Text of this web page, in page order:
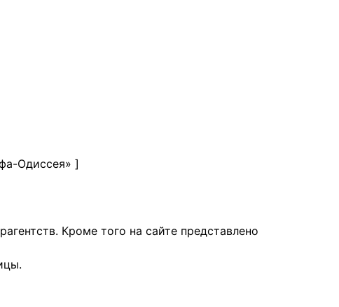
Одиссея» ]
Кроме того на сайте представлено